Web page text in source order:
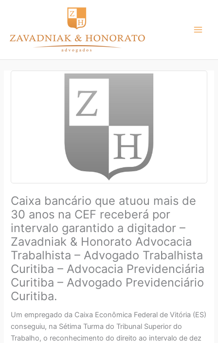
conteúdo
Caixa bancário que atuou mais de
30 anos na CEF receberá por
intervalo garantido a digitador –
Zavadniak & Honorato Advocacia
Trabalhista – Advogado Trabalhista
Curitiba – Advocacia Previdenciária
Curitiba – Advogado Previdenciário
Curitiba.
Um empregado da Caixa Econômica Federal de Vitória (ES)
conseguiu, na Sétima Turma do Tribunal Superior do
Trabalho, o reconhecimento do direito ao intervalo de dez